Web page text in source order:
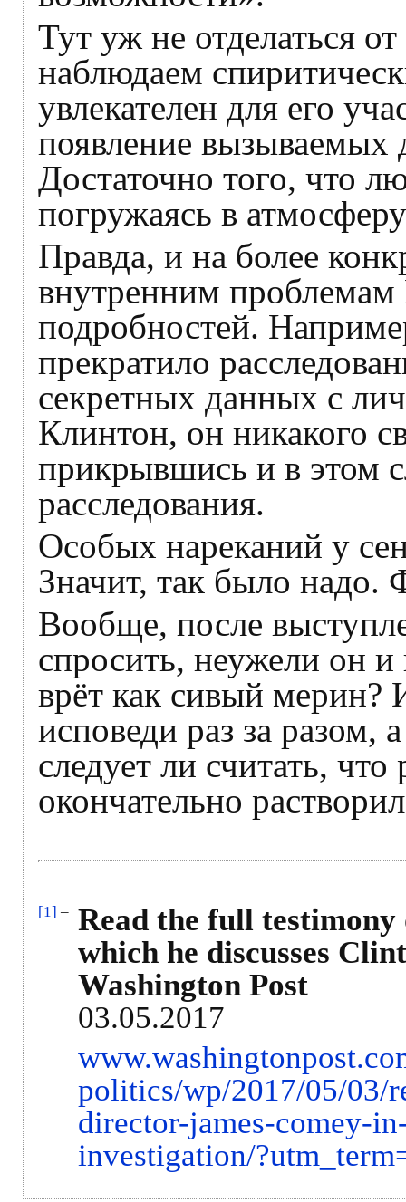
Тут уж не отделаться
наблюдаем
увлекателен для его
появление вызываемых
Достаточно того, что
погружаясь в
Правда, и на более
внутренним
подробностей.
прекратило
секретных данных с
Клинтон, он никакого
прикрывшись и в этом
расследования.
Особых нареканий у
Значит, так было надо.
Вообще, после
спросить, неужели он
врёт как сивый мерин?
исповеди раз за разом,
следует ли считать,
окончательно
[1] – Read the full
which he discusses
Washington Post
03.05.2017
politics/wp/2017/05/03/
director-james-comey-
investigation/